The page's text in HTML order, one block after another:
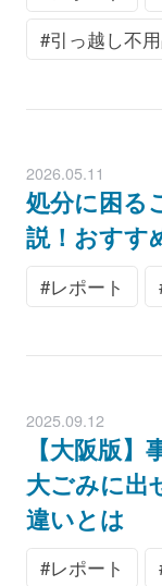
引っ越し不
2026.05.11
処分に困る
説！おすす
レポート
2025.09.12
【大阪版
大ごみに出
違いとは
レポート